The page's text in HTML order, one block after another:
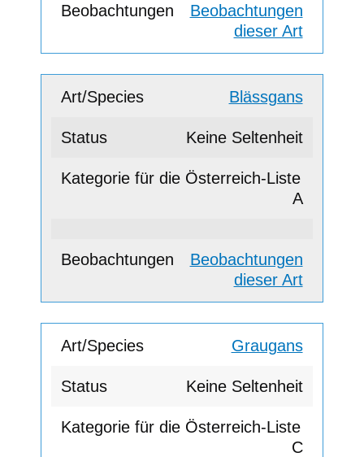
Beobachtungen
dieser Art
Blässgans
Keine Seltenheit
A
Beobachtungen
dieser Art
Graugans
Keine Seltenheit
C